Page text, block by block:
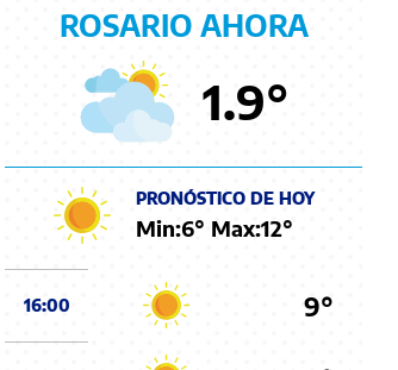
ROSARIO AHORA
1.9°
PRONÓSTICO DE HOY
Min:6° Max:12°
16:00 9°